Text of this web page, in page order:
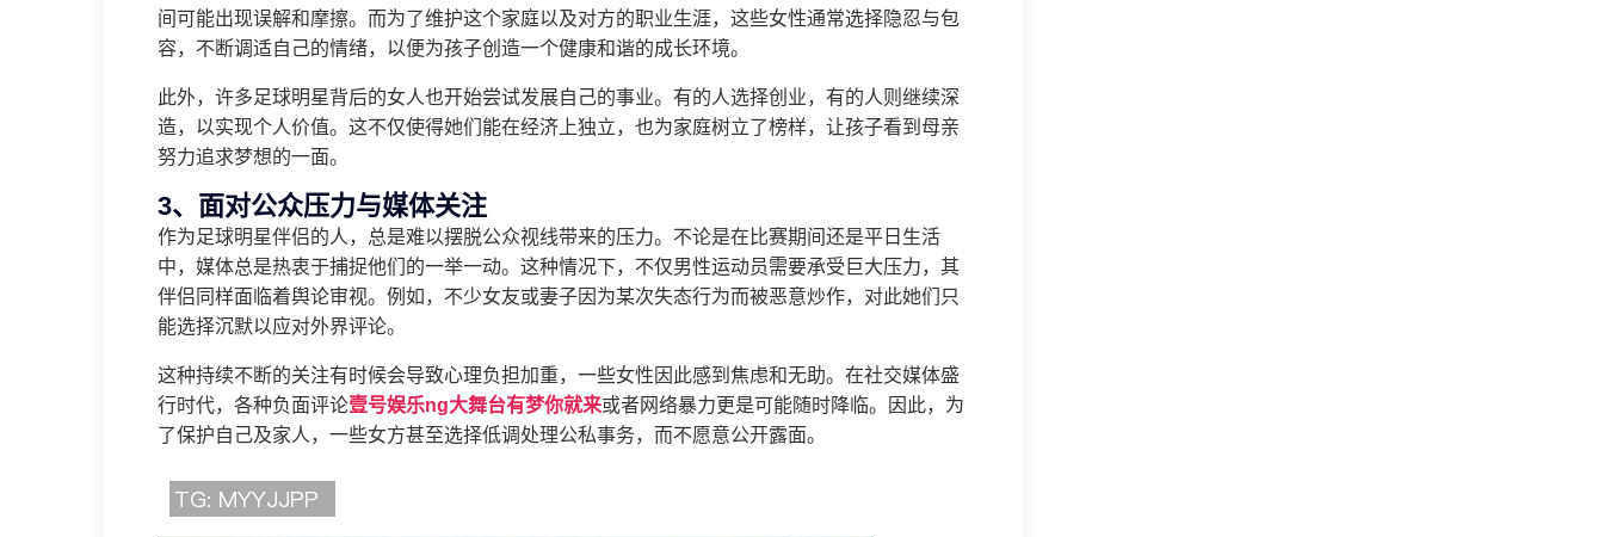
间可能出现误解和摩擦。而为了维护这个家庭以及对方的职业生涯，这些女性通常选择隐忍与包
容，不断调适自己的情绪，以便为孩子创造一个健康和谐的成长环境。
此外，许多足球明星背后的女人也开始尝试发展自己的事业。有的人选择创业，有的人则继续深
造，以实现个人价值。这不仅使得她们能在经济上独立，也为家庭树立了榜样，让孩子看到母亲
努力追求梦想的一面。
3、面对公众压力与媒体关注
作为足球明星伴侣的人，总是难以摆脱公众视线带来的压力。不论是在比赛期间还是平日生活
中，媒体总是热衷于捕捉他们的一举一动。这种情况下，不仅男性运动员需要承受巨大压力，其
伴侣同样面临着舆论审视。例如，不少女友或妻子因为某次失态行为而被恶意炒作，对此她们只
能选择沉默以应对外界评论。
这种持续不断的关注有时候会导致心理负担加重，一些女性因此感到焦虑和无助。在社交媒体盛
行时代，各种负面评论壹号娱乐ng大舞台有梦你就来或者网络暴力更是可能随时降临。因此，为
了保护自己及家人，一些女方甚至选择低调处理公私事务，而不愿意公开露面。